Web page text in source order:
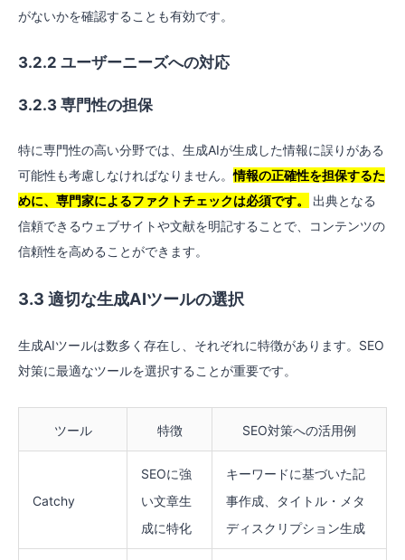
がないかを確認することも有効です。
3.2.2 ユーザーニーズへの対応
3.2.3 専門性の担保
特に専門性の高い分野では、生成AIが生成した情報に誤りがある
可能性も考慮しなければなりません。情報の正確性を担保するた
めに、専門家によるファクトチェックは必須です。
出典となる
信頼できるウェブサイトや文献を明記することで、コンテンツの
信頼性を高めることができます。
3.3 適切な生成AIツールの選択
生成AIツールは数多く存在し、それぞれに特徴があります。SEO
対策に最適なツールを選択することが重要です。
ツール 特徴 SEO対策への活用例
Catchy
SEOに強
い文章生
成に特化
キーワードに基づいた記
事作成、タイトル・メタ
ディスクリプション生成